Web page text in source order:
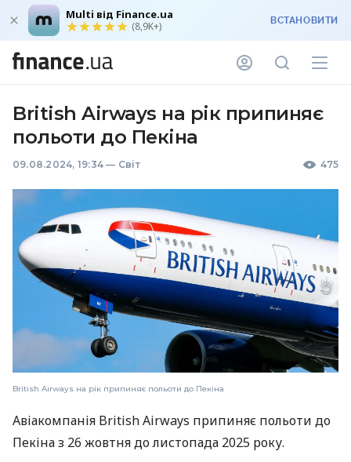
Multi від Finance.ua
(8,9K+) ВСТАНОВИТИ
British Airways на рік припиняє
польоти до Пекіна
09.08.2024, 19:34 — Світ 475
British Airways на рік припиняє польоти до Пекіна
Авіакомпанія British Airways припиняє польоти до
Пекіна з 26 жовтня до листопада 2025 року.